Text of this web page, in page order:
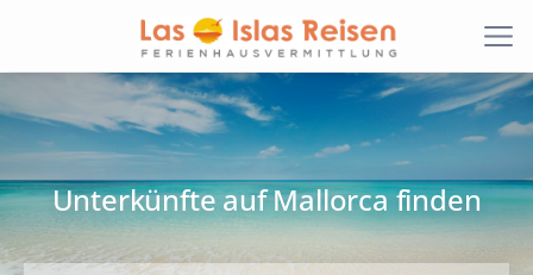
Unterkünfteauf Mallorca finden